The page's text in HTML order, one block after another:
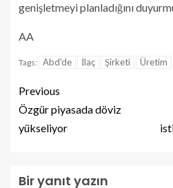
genişletmeyi planladığını
AA
Tags: Abd'de İlaç Şirketi Üretim
Previous
Özgür piyasada döviz
yükseliyor
Bir yanıt yazın